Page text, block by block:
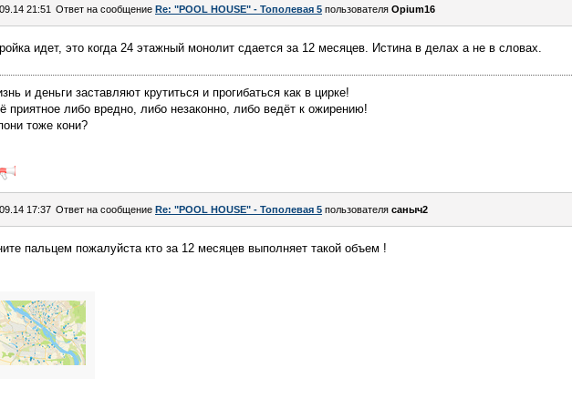
21:51 Ответ на сообщение Re: "POOL HOUSE" - Тополевая 5 пользователя Opium16
идет, это когда 24 этажный монолит сдается за 12 месяцев. Истина в делах а не в словах.
и деньги заставляют крутиться и прогибаться как в цирке!
приятное либо вредно, либо незаконно, либо ведёт к ожирению!
тоже кони?
17:37 Ответ на сообщение Re: "POOL HOUSE" - Тополевая 5 пользователя саныч2
пальцем пожалуйста кто за 12 месяцев выполняет такой объем !